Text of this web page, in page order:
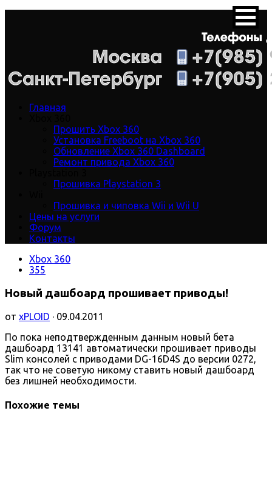
Главная
Прошить Xbox 360
Установка Freeboot на Xbox 360
Обновление Xbox 360 Dashboard
Ремонт привода Xbox 360
Прошивка Playstation 3
Прошивка и чиповка Wii и Wii U
Цены на услуги
Форум
Контакты
Xbox 360
355
Новый дашбоард прошивает приводы!
от xPLOID · 09.04.2011
По пока неподтвержденным данным новый бета
дашбоард 13141 автоматически прошивает приводы
Slim консолей с приводами DG-16D4S до версии 0272,
так что не советую никому ставить новый дашбоард
без лишней необходимости.
Похожие темы